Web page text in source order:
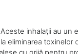
inhalații au un
eliminarea toxinelor